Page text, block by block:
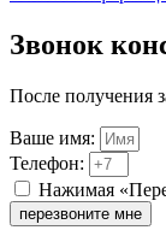
Звонок
После получения
Ваше имя:
Телефон:
Нажимая
перезвоните мне